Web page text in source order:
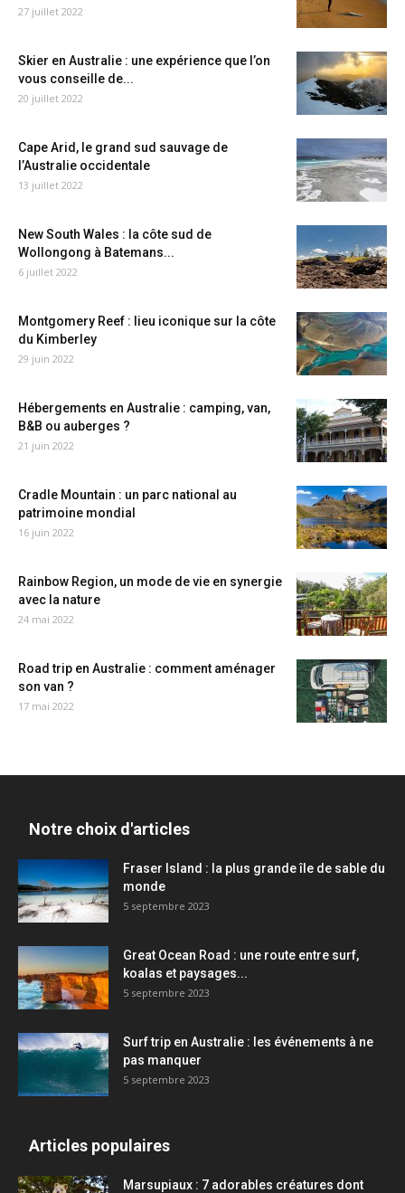
27 juillet 2022
Skier en Australie : une expérience que l’on
vous conseille de...
20 juillet 2022
Cape Arid, le grand sud sauvage de
l’Australie occidentale
13 juillet 2022
New South Wales : la côte sud de
Wollongong à Batemans...
6 juillet 2022
Montgomery Reef : lieu iconique sur la côte
du Kimberley
29 juin 2022
Hébergements en Australie : camping, van,
B&B ou auberges ?
21 juin 2022
Cradle Mountain : un parc national au
patrimoine mondial
16 juin 2022
Rainbow Region, un mode de vie en synergie
avec la nature
24 mai 2022
Road trip en Australie : comment aménager
son van ?
17 mai 2022
Notre choix d'articles
Fraser Island : la plus grande île de sable du
monde
5 septembre 2023
Great Ocean Road : une route entre surf,
koalas et paysages...
5 septembre 2023
Surf trip en Australie : les événements à ne
pas manquer
5 septembre 2023
Articles populaires
Marsupiaux : 7 adorables créatures dont